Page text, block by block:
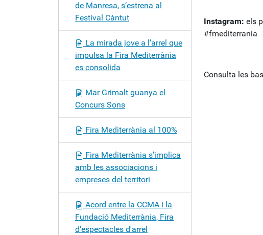
Instagram: els
#fmediterrania
Consulta les
de Manresa, s’estrena al
Festival Càntut
La mirada jove a l’arrel que
impulsa la Fira Mediterrània
es consolida
Mar Grimalt guanya el
Concurs Sons
Fira Mediterrània al 100%
Fira Mediterrània s’implica
amb les associacions i
empreses del territori
Acord entre la CCMA i la
Fundació Mediterrània, Fira
d'espectacles d'arrel